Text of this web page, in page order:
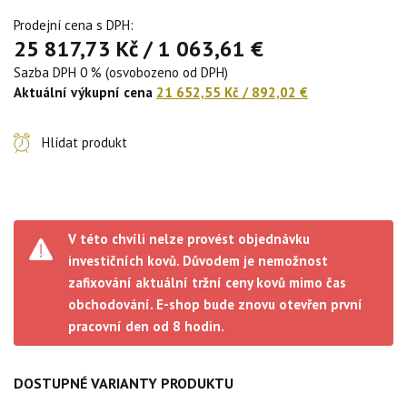
Prodejní cena s DPH:
25 817,73 Kč/1 063,61 €
Sazba DPH 0 % (osvobozeno od DPH)
Aktuální výkupní cena 21 652,55 Kč / 892,02 €
Hlídat produkt
V této chvíli nelze provést objednávku
investičních kovů. Důvodem je nemožnost
zafixování aktuální tržní ceny kovů mimo čas
obchodování. E-shop bude znovu otevřen první
pracovní den od 8 hodin.
DOSTUPNÉ VARIANTY PRODUKTU